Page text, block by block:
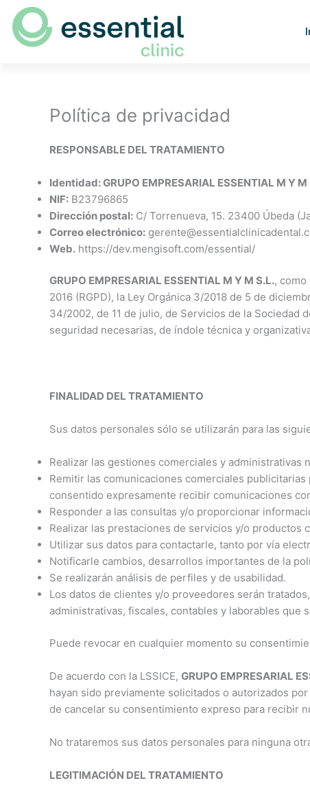
Política de privacidad
RESPONSABLE DEL TRATAMIENTO
Identidad: GRUPO EMPRESARIAL ESSENTIAL M Y M
NIF: B23796865
Dirección postal: C/ Torrenueva, 15. 23400 Úbeda
Correo electrónico:
Web. https://dev.mengisoft.com/essential/
GRUPO EMPRESARIAL ESSENTIAL M Y M S.L.,
2016 (RGPD), la Ley Orgánica 3/2018 de 5 de
34/2002, de 11 de julio, de Servicios de la Sociedad
seguridad necesarias, de índole técnica y
FINALIDAD DEL TRATAMIENTO
Sus datos personales sólo se utilizarán para las
Realizar las gestiones comerciales y administrativas
Remitir las comunicaciones comerciales
consentido expresamente recibir comunicaciones
Responder a las consultas y/o proporcionar
Realizar las prestaciones de servicios y/o productos
Utilizar sus datos para contactarle, tanto por vía
Notificarle cambios, desarrollos importantes de la
Se realizarán análisis de perfiles y de usabilidad.
Los datos de clientes y/o proveedores serán
administrativas, fiscales, contables y laborables que
Puede revocar en cualquier momento su
De acuerdo con la LSSICE, GRUPO EMPRESARIAL
hayan sido previamente solicitados o autorizados
de cancelar su consentimiento expreso para recibir
No trataremos sus datos personales para ninguna
LEGITIMACIÓN DEL TRATAMIENTO